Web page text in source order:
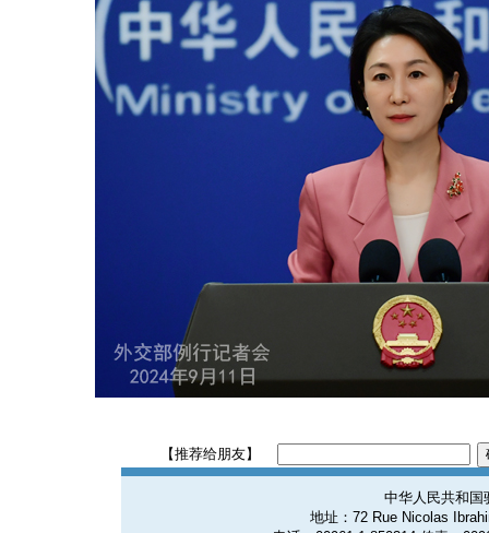
【推荐给朋友】
中华人民共和国
地址：72 Rue Nicolas